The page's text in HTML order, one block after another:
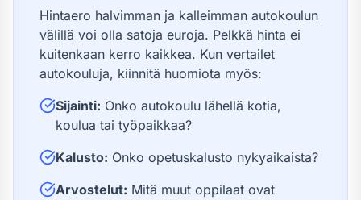
Hintaero halvimman ja kalleimman autokoulun
välillä voi olla satoja euroja. Pelkkä hinta ei
kuitenkaan kerro kaikkea. Kun vertailet
autokouluja, kiinnitä huomiota myös:
Sijainti: Onko autokoulu lähellä kotia,
koulua tai työpaikkaa?
Kalusto: Onko opetuskalusto nykyaikaista?
Arvostelut: Mitä muut oppilaat ovat